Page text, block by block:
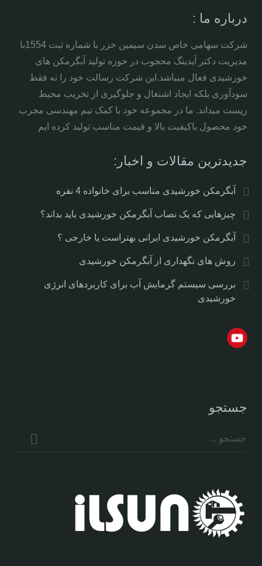
درباره ما :
شرکت سهامی خاص سدن سیمین خزر با شماره ثبت 1554با
مدیریت دکتر آیدینگ محجوب در حوزه تولید آبگرمکن های
خورشیدی فعال میباشد.این شرکت رسالت خود را نه فقط
سودآوری بلکه ایجاد اشتغال و جلوگیری از تخریب محیط
زیست میداند. ما در مجموعه خود با کمک تیم مهندسی مجرب
خود محصول باکیفیت بالا و قیمت مناسب تولید کرده ایم
جدیدترین مقالات و اخبار:
آبگرمکن خورشیدی مناسب برای خانواده 4 نفره
چیزهایی که یک نصاب آبگرمکن خورشیدی باید بداند؟
آبگرمکن خورشیدی ایرانی بهتراست یا خارجی ؟
روش های نگهداری از آبگرمکن خورشیدی
بررسی سیستم گرمایش آب برای کاربردهای انرژی
خورشیدی
جستجو